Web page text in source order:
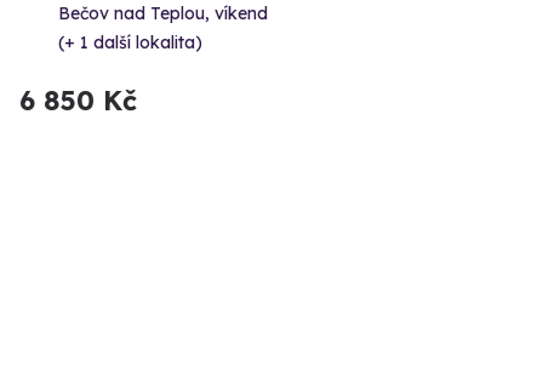
Bečov nad Teplou, víkend
(+ 1 další lokalita)
6 850 Kč